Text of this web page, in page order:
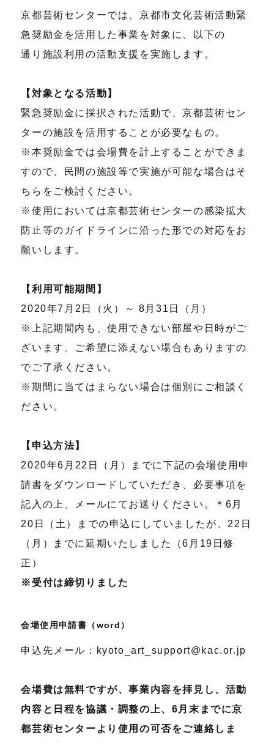
京都芸術センターでは、京都市⽂化芸術活動緊
急奨励⾦を活⽤した事業を対象に、以下の
通り施設利⽤の活動⽀援を実施します。
【対象となる活動】
緊急奨励金に採択された活動で、京都芸術セン
ターの施設を活用することが必要なもの。
※本奨励金では会場費を計上することができま
すので、民間の施設等で実施が可能な場合はそ
ちらをご検討ください。
※使用においては京都芸術センターの感染拡大
防止等のガイドラインに沿った形での対応をお
願いします。
【利用可能期間】
2020年7月2日（火）～ 8月31日（月）
※上記期間内も、使用できない部屋や日時がご
ざいます。ご希望に添えない場合もありますの
でご了承ください。
※期間に当てはまらない場合は個別にご相談く
ださい。
【申込方法】
2020年6月22日（月）までに下記の会場使用申
請書をダウンロードしていただき、必要事項を
記入の上、メールにてお送りください。＊6月
20日（土）までの申込にしていましたが、22日
（月）までに延期いたしました（6月19日修
正）
※受付は締切りました
会場使用申請書（word）
申込先メール：kyoto_art_support@kac.or.jp
会場費は無料ですが、事業内容を拝見し、活動
内容と日程を協議・調整の上、6月末までに京
都芸術センターより使用の可否をご連絡しま